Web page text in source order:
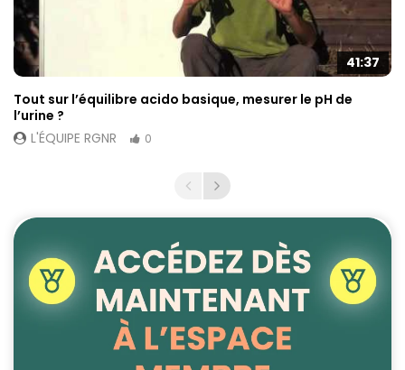
41:37
Tout sur l’équilibre acido basique, mesurer le pH de
l’urine ?
L'ÉQUIPE RGNR
0